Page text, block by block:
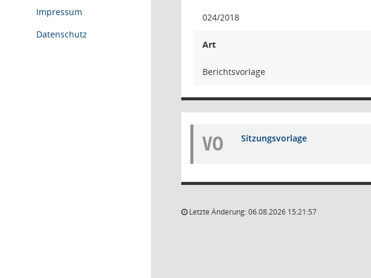
Impressum
Datenschutz
024/2018
Art
Berichtsvorlage
VO Sitzungsvorlage
Letzte Änderung: 06.08.2026 15:21:57